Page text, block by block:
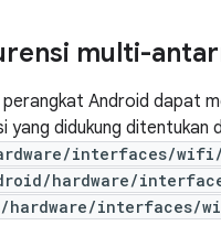
multi-
Android dapat
yang didukung
interfaces/
hardware/
hardware/interfaces/